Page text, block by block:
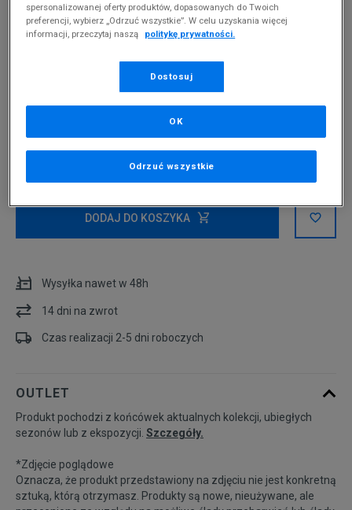
Kolor:biały
Rozmiary EU Rozmiary US
36 23 cm
36,5 23,5 cm
38 24 cm Powiadom o dostępności
38,5 24 cm
DODAJ DO KOSZYKA
Wysyłka nawet w 48h
14 dni na zwrot
Czas realizacji 2-5 dni roboczych
OUTLET
Produkt pochodzi z końcówek aktualnych kolekcji, ubiegłych
sezonów lub z ekspozycji. Szczegóły.
*Zdjęcie poglądowe
Oznacza, że produkt przedstawiony na zdjęciu nie jest konkretną
sztuką, którą otrzymasz. Produkty są nowe, nieużywane, ale
spersonalizowanej oferty produktów, dopasowanych do Twoich
preferencji, wybierz „Odrzuć wszystkie”. W celu uzyskania więcej
informacji, przeczytaj naszą
politykę prywatności.
Dostosuj
Odrzuć wszystkie
OK